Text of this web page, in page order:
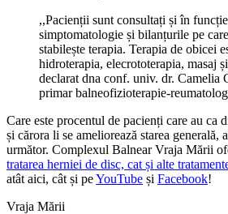
,,Pacienții sunt consultați și în
simptomatologie și bilanțurile pe
stabilește terapia. Terapia de obicei
hidroterapia, elecrototerapia, masaj
declarat dna conf. univ. dr. Camelia
primar balneofizioterapie-
Care este procentul de pacienți care au ca
și cărora li se ameliorează starea generală,
următor. Complexul Balnear Vraja Mării
tratarea herniei de disc, cat și alte
atât aici, cât și peYouTube și Facebook!
Vraja Mării